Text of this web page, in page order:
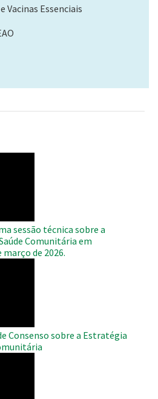
Vacinas Essenciais
sessão técnica sobre a
Comunitária em
de 2026.
Consenso sobre a Estratégia